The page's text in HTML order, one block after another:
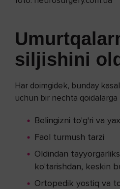
siljishini
Har doimgidek, bunday
uchun bir nechta qoidalarga
Belingizni to'g'ri va
Faol turmush tarzi
Oldindan
ko'tarishdan, keskin
Ortopedik yostiq va